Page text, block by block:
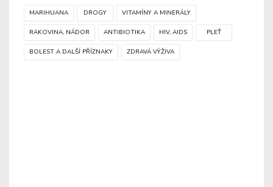
MARIHUANA DROGY VITAMÍNY A MINERÁLY
RAKOVINA, NÁDOR ANTIBIOTIKA HIV, AIDS PLEŤ
BOLEST A DALŠÍ PŘÍZNAKY ZDRAVÁ VÝŽIVA